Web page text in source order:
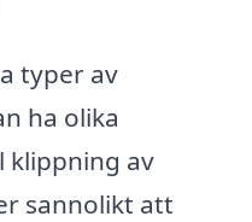
typer av
ha olika
klippning av
sannolikt att